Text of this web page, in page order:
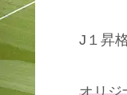
J１昇
オリジ